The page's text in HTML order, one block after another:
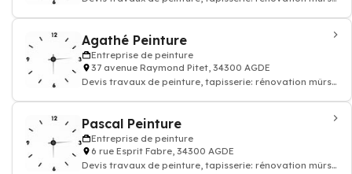
Agathé Peinture
Entreprise de peinture
37 avenue Raymond Pitet, 34300 AGDE
Devis travaux de peinture, tapisserie: rénovation mûrs
Pascal Peinture
Entreprise de peinture
6 rue Esprit Fabre, 34300 AGDE
Devis travaux de peinture, tapisserie: rénovation mûrs